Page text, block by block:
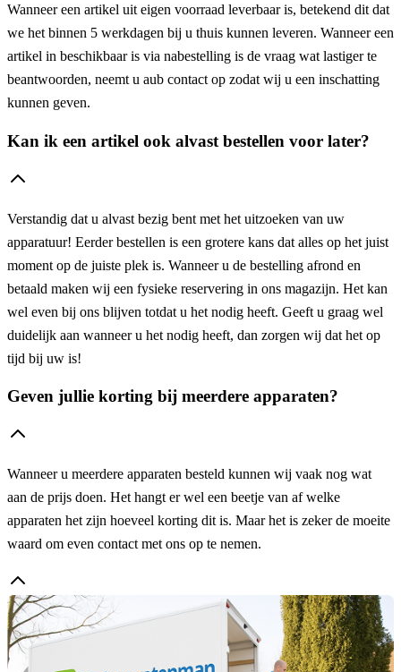
Wanneer een artikel uit eigen voorraad leverbaar is, betekend dit dat
we het binnen 5 werkdagen bij u thuis kunnen leveren. Wanneer een
artikel in beschikbaar is via nabestelling is de vraag wat lastiger te
beantwoorden, neemt u aub contact op zodat wij u een inschatting
kunnen geven.
Kan ik een artikel ook alvast bestellen voor later?
Verstandig dat u alvast bezig bent met het uitzoeken van uw
apparatuur! Eerder bestellen is een grotere kans dat alles op het juist
moment op de juiste plek is. Wanneer u de bestelling afrond en
betaald maken wij een fysieke reservering in ons magazijn. Het kan
wel even bij ons blijven totdat u het nodig heeft. Geeft u graag wel
duidelijk aan wanneer u het nodig heeft, dan zorgen wij dat het op
tijd bij uw is!
Geven jullie korting bij meerdere apparaten?
Wanneer u meerdere apparaten besteld kunnen wij vaak nog wat
aan de prijs doen. Het hangt er wel een beetje van af welke
apparaten het zijn hoeveel korting dit is. Maar het is zeker de moeite
waard om even contact met ons op te nemen.